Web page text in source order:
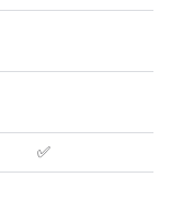
✅